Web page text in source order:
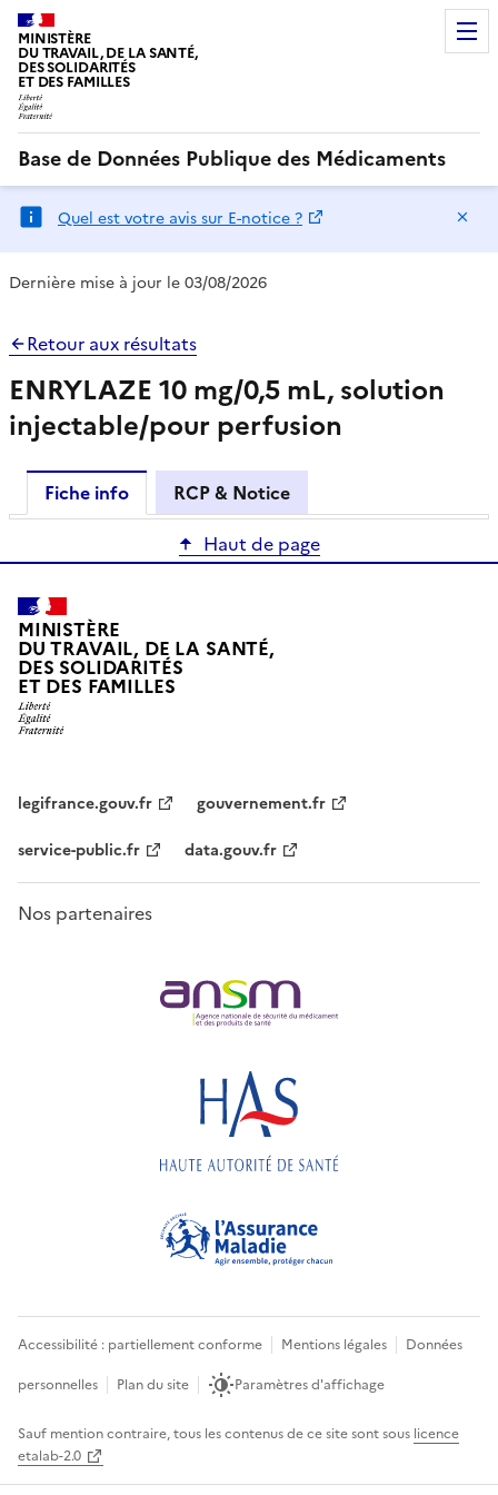
MINISTÈRE
DU TRAVAIL, DE LA SANTÉ,
DES SOLIDARITÉS
ET DES FAMILLES
Base de Données Publique des Médicaments
Quel est votre avis sur E-notice ?
Dernière mise à jour le 03/08/2026
Retour aux résultats
ENRYLAZE 10 mg/0,5 mL, solution
injectable/pour perfusion
Fiche info
RCP & Notice
Haut de page
MINISTÈRE
DU TRAVAIL, DE LA SANTÉ,
DES SOLIDARITÉS
ET DES FAMILLES
legifrance.gouv.fr
gouvernement.fr
service-public.fr
data.gouv.fr
Nos partenaires
Accessibilité : partiellement conforme Mentions légales
Données
personnelles
Plan du site Paramètres d'affichage
Sauf mention contraire, tous les contenus de ce site sont sous licence
etalab-2.0